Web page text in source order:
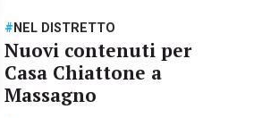
# NEL DISTRETTO
Nuovi contenuti per
Casa Chiattone a
Massagno